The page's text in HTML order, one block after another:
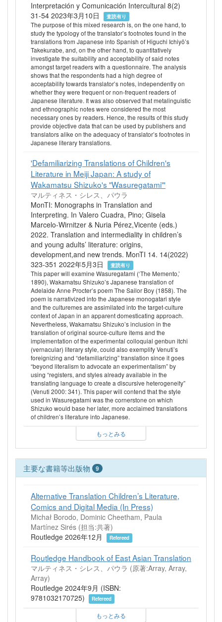
Interpretación y Comunicación Intercultural 8(2)
31-54 2023年3月10日
査読有り
The purpose of this mixed research is, on the one hand, to
study the typology of the translator’s footnotes found in the
translations from Japanese into Spanish of Higuchi Ichiyō’s
Takekurabe, and, on the other hand, to quantitatively
investigate the suitability and acceptability of said notes
amongst target readers with a questionnaire. The analysis
shows that the respondents had a high degree of
acceptability towards translator’s notes, independently on
whether they were frequent or non-frequent readers of
Japanese literature. It was also observed that metalinguistic
and ethnographic notes were considered the most
necessary ones by readers. Hence, the results of this study
provide objective data that can be used by publishers and
translators alike on the adequacy of translator’s footnotes in
Japanese literary translations.
'Defamiliarizing Translations of Children's
Literature in Meiji Japan: A study of
Wakamatsu Shizuko's "Wasuregatami"'
マルティネス・シレス、パウラ
MonTI: Monographs in Translation and
Interpreting. In Valero Cuadra, Pino; Gisela
Marcelo-Wirnitzer & Nuria Pérez,Vicente (eds.)
2022. Translation and intermediality in children’s
and young adults’ literature: origins,
development,and new trends. MonTI 14. 14(2022)
323-351 2022年5月3日
査読有り
This paper will examine Wasuregatami (‘The Memento,’
1890), Wakamatsu Shizuko’s Japanese translation of
Adelaide Anne Procter’s poem The Sailor Boy (1858). The
poem is narrativized into the Japanese monogatari style
and the culturemes are assimilated into the target-culture
context of Japan in an apparent domesticating approach.
Nevertheless, Wakamatsu Shizuko’s inclusion in the
translation of original source-culture items and the
implementation of the experimental colloquial genbun itchi
(vernacular) literary style, could also exemplify Venuti’s
foreignizing and “defamiliarizing” translation since it goes
“beyond literalism to advocate an experimentalism” by
using “registers, and styles already available in the
translating language to create a discursive heterogeneity”
(Venuti 2000: 341). This paper will contend that the style
used in Wasuregatami was the cornerstone on which
Shizuko would base her later, more acclaimed translations
of children’s literature into Japanese.
もっとみる
主要な書籍等出版物 9
Alternative Translation Children’s Literature,
Comics and Digital Media (In Press)
Michał Borodo, Dominic Cheetham, Paula
Martínez Sirés (担当:共著)
Routledge 2026年12月
Refereed
Routledge Handbook of East Asian Translation
マルティネス・シレス、パウラ (原著:Array, Array,
Array)
Routledge 2024年9月 (ISBN:
9781032170725)
Refereed
もっとみる